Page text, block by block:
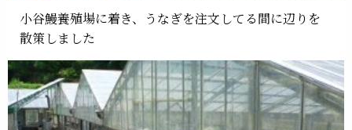
小谷鰻養殖場に着き、うなぎを注文してる間に辺りを
散策しました